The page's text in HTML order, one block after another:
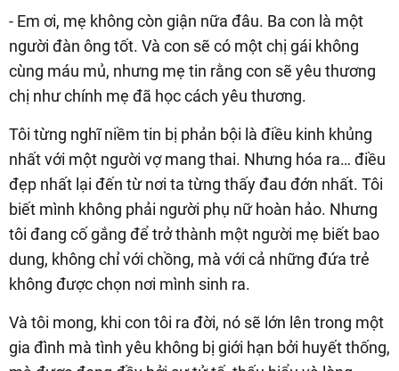
- Em ơi, mẹ không còn giận nữa đâu. Ba con là một
người đàn ông tốt. Và con sẽ có một chị gái không
cùng máu mủ, nhưng mẹ tin rằng con sẽ yêu thương
chị như chính mẹ đã học cách yêu thương.
Tôi từng nghĩ niềm tin bị phản bội là điều kinh khủng
nhất với một người vợ mang thai. Nhưng hóa ra… điều
đẹp nhất lại đến từ nơi ta từng thấy đau đớn nhất. Tôi
biết mình không phải người phụ nữ hoàn hảo. Nhưng
tôi đang cố gắng để trở thành một người mẹ biết bao
dung, không chỉ với chồng, mà với cả những đứa trẻ
không được chọn nơi mình sinh ra.
Và tôi mong, khi con tôi ra đời, nó sẽ lớn lên trong một
gia đình mà tình yêu không bị giới hạn bởi huyết thống,